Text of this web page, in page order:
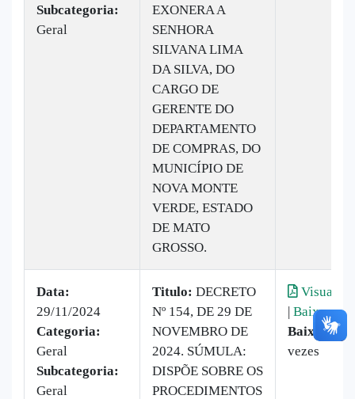
Subcategoria:
Geral
EXONERA A
SENHORA
SILVANA LIMA
DA SILVA, DO
CARGO DE
GERENTE DO
DEPARTAMENTO
DE COMPRAS, DO
MUNICÍPIO DE
NOVA MONTE
VERDE, ESTADO
DE MATO
GROSSO.
Data:
29/11/2024
Categoria:
Geral
Subcategoria:
Geral
Titulo: DECRETO
Nº 154, DE 29 DE
NOVEMBRO DE
2024. SÚMULA:
DISPÕE SOBRE OS
PROCEDIMENTOS
| Baixar
Baixado:
vezes